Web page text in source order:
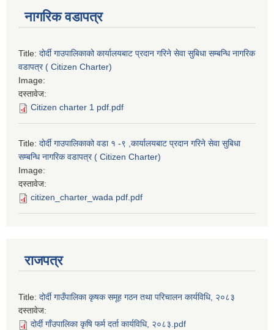
नागरिक वडापत्र
Title: दोर्दी गाउपालिकाको कार्यालयबाट प्रदान गरिने सेवा सुबिधा सम्बन्धि नागरिक
वडापत्र ( Citizen Charter)
Image:
दस्तावेज:
Citizen charter 1 pdf.pdf
Title: दोर्दी गाउपालिकाको वडा १ -९ ,कार्यालयबाट प्रदान गरिने सेवा सुबिधा
सम्बन्धि नागरिक वडापत्र ( Citizen Charter)
Image:
दस्तावेज:
citizen_charter_wada pdf.pdf
राजपत्र
Title: दोर्दी गाउँपालिका कृषक समूह गठन तथा परिचालन कार्यविधि, २०८३
दस्तावेज:
दोर्दी गाँउपालिका कृषि फर्म दर्ता कार्यविधि, २०८३.pdf